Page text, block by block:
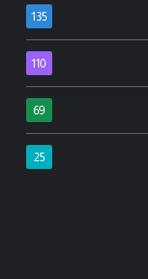
135
110
69
25